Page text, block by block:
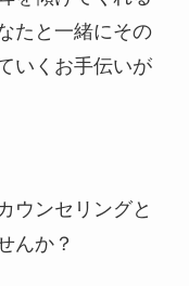
たと一緒にその
いくお手伝いが
ウンセリングと
んか？